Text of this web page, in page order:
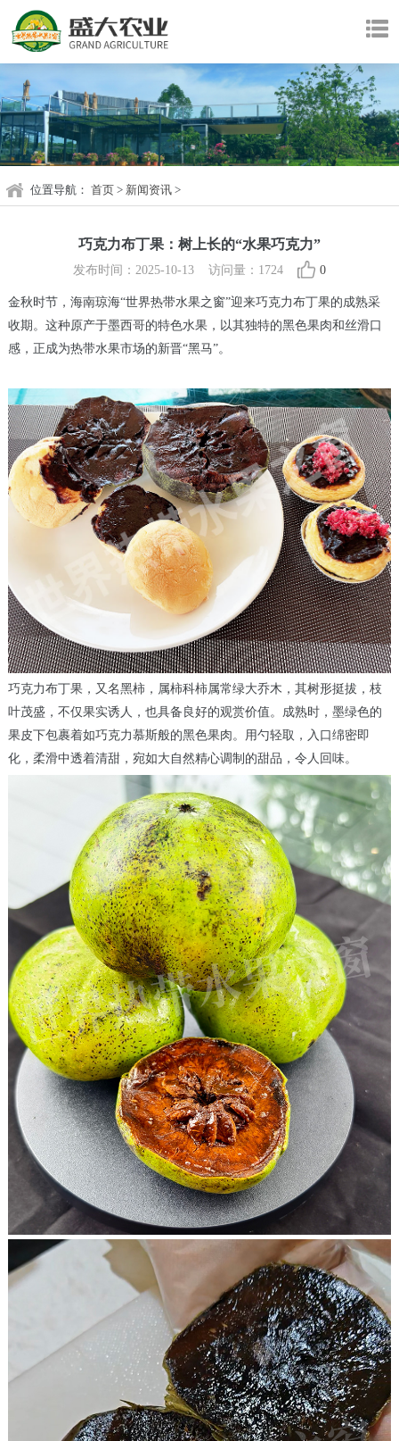
位置导航： 首页 > 新闻资讯 >
巧克力布丁果：树上长的“水果巧克力”
发布时间：2025-10-13 访问量：1724 0
金秋时节，海南琼海“世界热带水果之窗”迎来巧克力布丁果的成熟采
收期。这种原产于墨西哥的特色水果，以其独特的黑色果肉和丝滑口
感，正成为热带水果市场的新晋“黑马”。
巧克力布丁果，又名黑柿，属柿科柿属常绿大乔木，其树形挺拔，枝
叶茂盛，不仅果实诱人，也具备良好的观赏价值。成熟时，墨绿色的
果皮下包裹着如巧克力慕斯般的黑色果肉。用勺轻取，入口绵密即
化，柔滑中透着清甜，宛如大自然精心调制的甜品，令人回味。